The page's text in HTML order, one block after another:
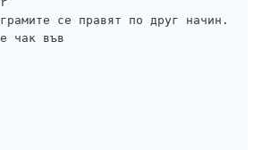
се правят по друг начин.
чак във